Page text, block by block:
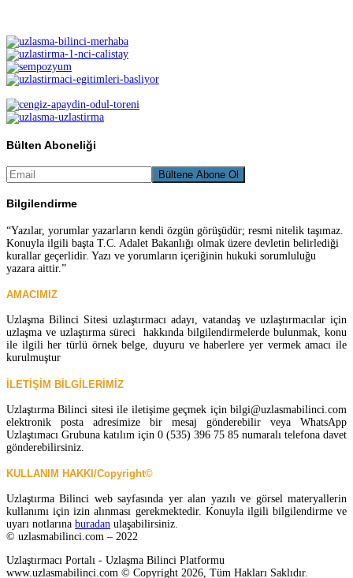
Bülten Aboneliği
Bilgilendirme
“Yazılar, yorumlar yazarların kendi özgün görüşüdür; resmi nitelik taşımaz.
Konuyla ilgili başta T.C. Adalet Bakanlığı olmak üzere devletin belirlediği
kurallar geçerlidir. Yazı ve yorumların içeriğinin hukuki sorumluluğu
yazara aittir.”
AMACIMIZ
Uzlaşma Bilinci Sitesi uzlaştırmacı adayı, vatandaş ve uzlaştırmacılar için
uzlaşma ve uzlaştırma süreci hakkında bilgilendirmelerde bulunmak, konu
ile ilgili her türlü örnek belge, duyuru ve haberlere yer vermek amacı ile
kurulmuştur
İLETİŞİM BİLGİLERİMİZ
Uzlaştırma Bilinci sitesi ile iletişime geçmek için bilgi@uzlasmabilinci.com
elektronik posta adresimize bir mesaj gönderebilir veya WhatsApp
Uzlaştımacı Grubuna katılım için 0 (535) 396 75 85 numaralı telefona davet
gönderebilirsiniz.
KULLANIM HAKKI/Copyright©
Uzlaştırma Bilinci web sayfasında yer alan yazılı ve görsel materyallerin
kullanımı için izin alınması gerekmektedir. Konuyla ilgili bilgilendirme ve
uyarı notlarına buradan ulaşabilirsiniz.
© uzlasmabilinci.com – 2022
Uzlaştırmacı Portalı - Uzlaşma Bilinci Platformu
www.uzlasmabilinci.com © Copyright 2026, Tüm Hakları Saklıdır.